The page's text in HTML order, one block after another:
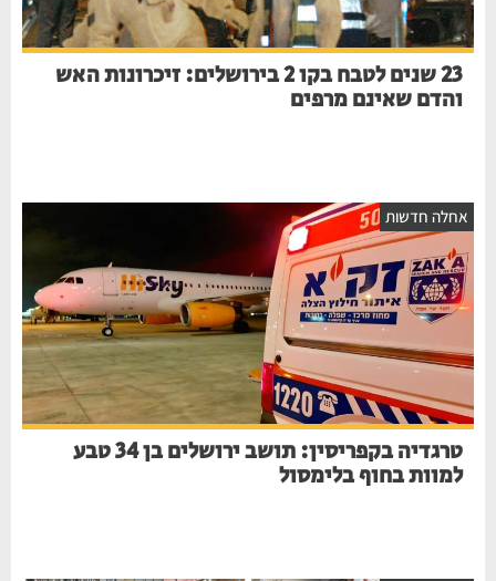
23 שנים לטבח בקו 2 בירושלים: זיכרונות האש
והדם שאינם מרפים
אחלה חדשות
טרגדיה בקפריסין: תושב ירושלים בן 34 טבע
למוות בחוף בלימסול